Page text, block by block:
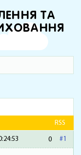
ТА
RSS
#1
0